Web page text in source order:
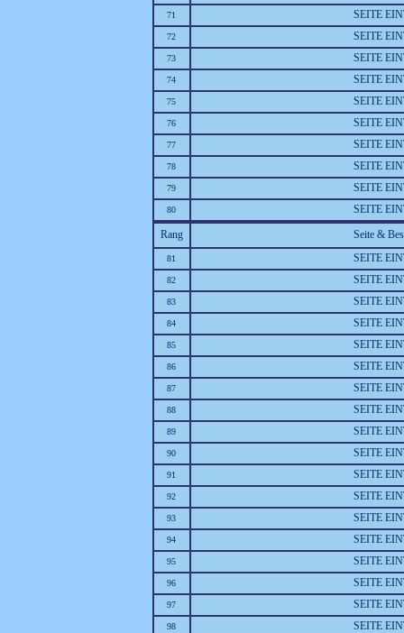
71 SEITE
72 SEITE
73 SEITE
74 SEITE
75 SEITE
76 SEITE
77 SEITE
78 SEITE
79 SEITE
80
SEITE
Rang
Seite &
81 SEITE
82 SEITE
83 SEITE
84 SEITE
85 SEITE
86 SEITE
87 SEITE
88 SEITE
89 SEITE
90 SEITE
91 SEITE
92 SEITE
93 SEITE
94 SEITE
95 SEITE
96 SEITE
97 SEITE
98 SEITE